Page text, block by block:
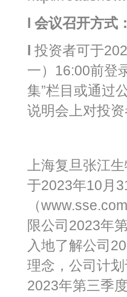
l 会议召开方式
l 投资者可于
一）16:00前登
集”栏目或通过
说明会上对投
上海复旦张江
于2023年10月
（
限公司2023年
入地了解公司
理念，公司计
2023年第三季